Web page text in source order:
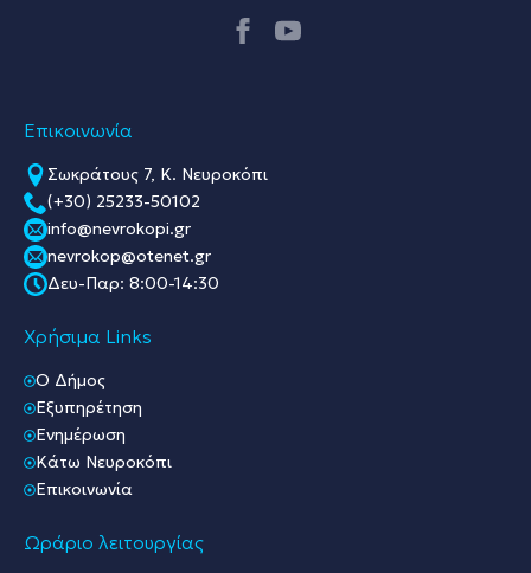
Επικοινωνία
Σωκράτους 7, Κ. Νευροκόπι
(+30) 25233-50102
info@nevrokopi.gr
nevrokop@otenet.gr
Δευ-Παρ: 8:00-14:30
Χρήσιμα Links
O Δήμος
Εξυπηρέτηση
Ενημέρωση
Κάτω Νευροκόπι
Επικοινωνία
Ωράριο λειτουργίας